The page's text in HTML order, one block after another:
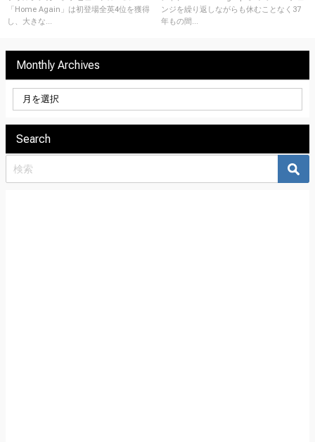
「Home Again」は初登場全英4位を獲得
し、大きな...
近！
ンジを繰り返しながらも休むことなく37
年もの間...
Monthly Archives
Search